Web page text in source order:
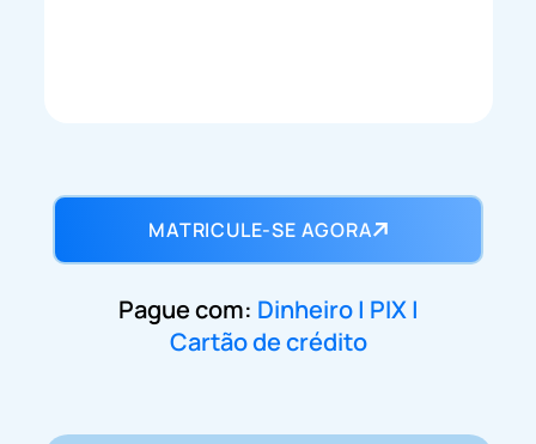
MATRICULE-SE AGORA
Pague com: Dinheiro | PIX |
Cartão de crédito